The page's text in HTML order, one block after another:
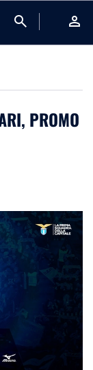
search person
PROMO